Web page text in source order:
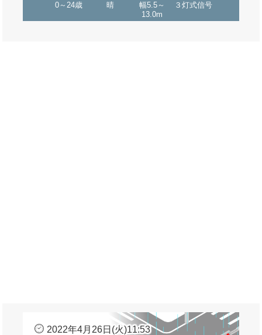
0～24歳 晴
幅5.5～
13.0m
３灯式信号
2022年4月26日(火)11:53